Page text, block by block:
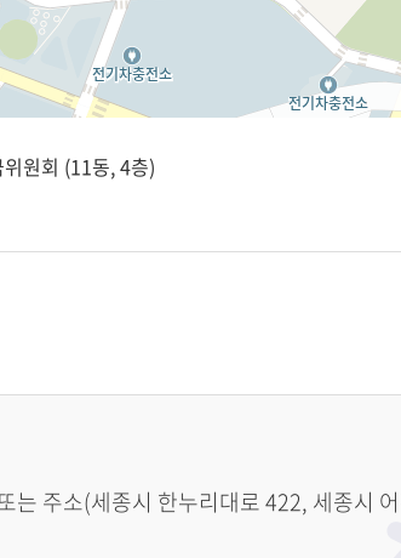
원회 (11동, 4층)
는 주소(세종시 한누리대로 422, 세종시